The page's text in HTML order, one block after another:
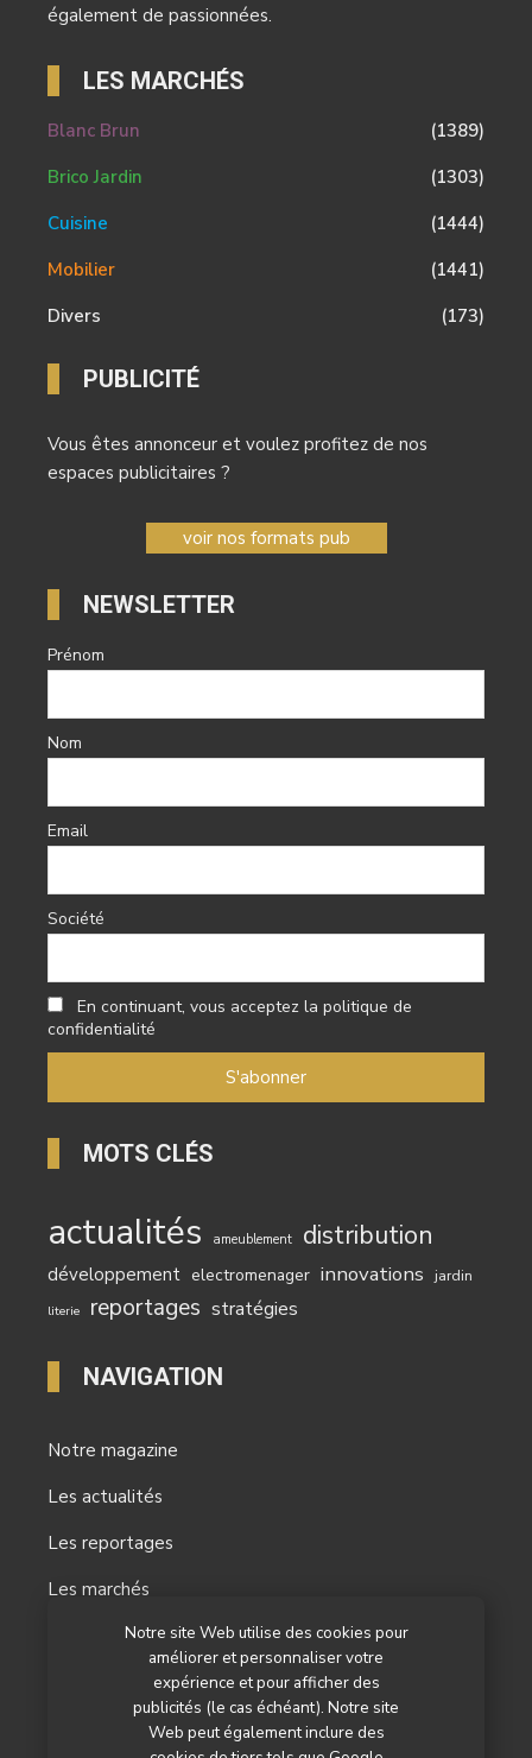
Notre site Web utilise des cookies pour
améliorer et personnaliser votre
expérience et pour afficher des
publicités (le cas échéant). Notre site
Web peut également inclure des
également de passionnées.
LES MARCHÉS
Blanc Brun
(1389)
Brico Jardin
(1303)
Cuisine
(1444)
Mobilier
(1441)
Divers
(173)
PUBLICITÉ
Vous êtes annonceur et voulez profitez de nos
espaces publicitaires ?
voir nos formats pub
NEWSLETTER
Prénom
Nom
Email
Société
En continuant, vous acceptez la politique de
confidentialité
MOTS CLÉS
actualités ameublement distribution
développement electromenager innovations jardin
literie reportages stratégies
NAVIGATION
Notre magazine
Les actualités
Les reportages
Les marchés
Nos autres titres